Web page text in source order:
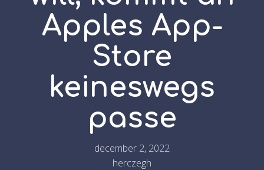
Apples App-
Store
keineswegs
passe
december 2, 2022
herczegh